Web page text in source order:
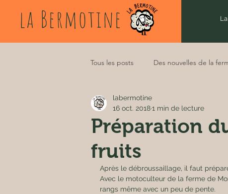
la Bermotine
Tous les posts Des nouvelles de la
Préparation
fruits
labermotine
16 oct. 20181 min de lecture
Après le débroussaillage, il faut
Avec le motoculteur de la ferme de
rangs même avec un peu de pente.